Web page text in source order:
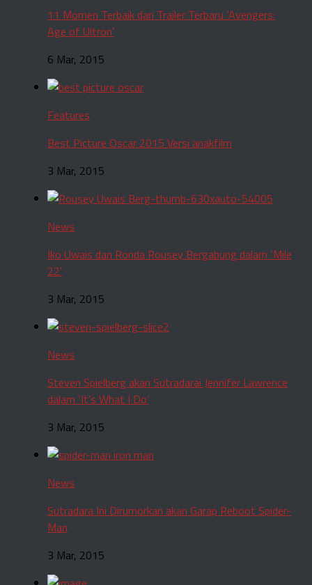
11 Momen Terbaik dari Trailer Terbaru ‘Avengers:
Age of Ultron’
6 Mar, 2015
Features
Best Picture Oscar 2015 Versi anakfilm
3 Mar, 2015
News
Iko Uwais dan Ronda Rousey Bergabung dalam ‘Mile
22′
3 Mar, 2015
News
Steven Spielberg akan Sutradarai Jennifer Lawrence
dalam ‘It’s What I Do’
3 Mar, 2015
News
Sutradara Ini Dirumorkan akan Garap Reboot Spider-
Man
3 Mar, 2015